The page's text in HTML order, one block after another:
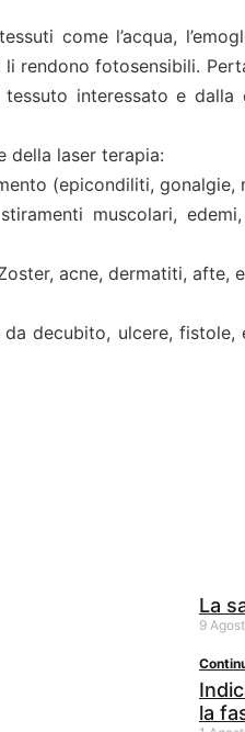
come l’acqua,
rendono fotosensibili.
interessato e
della laser terapia:
(epicondiliti, gonalgie,
muscolari,
acne, dermatiti, afte,
decubito, ulcere,
La
9
la